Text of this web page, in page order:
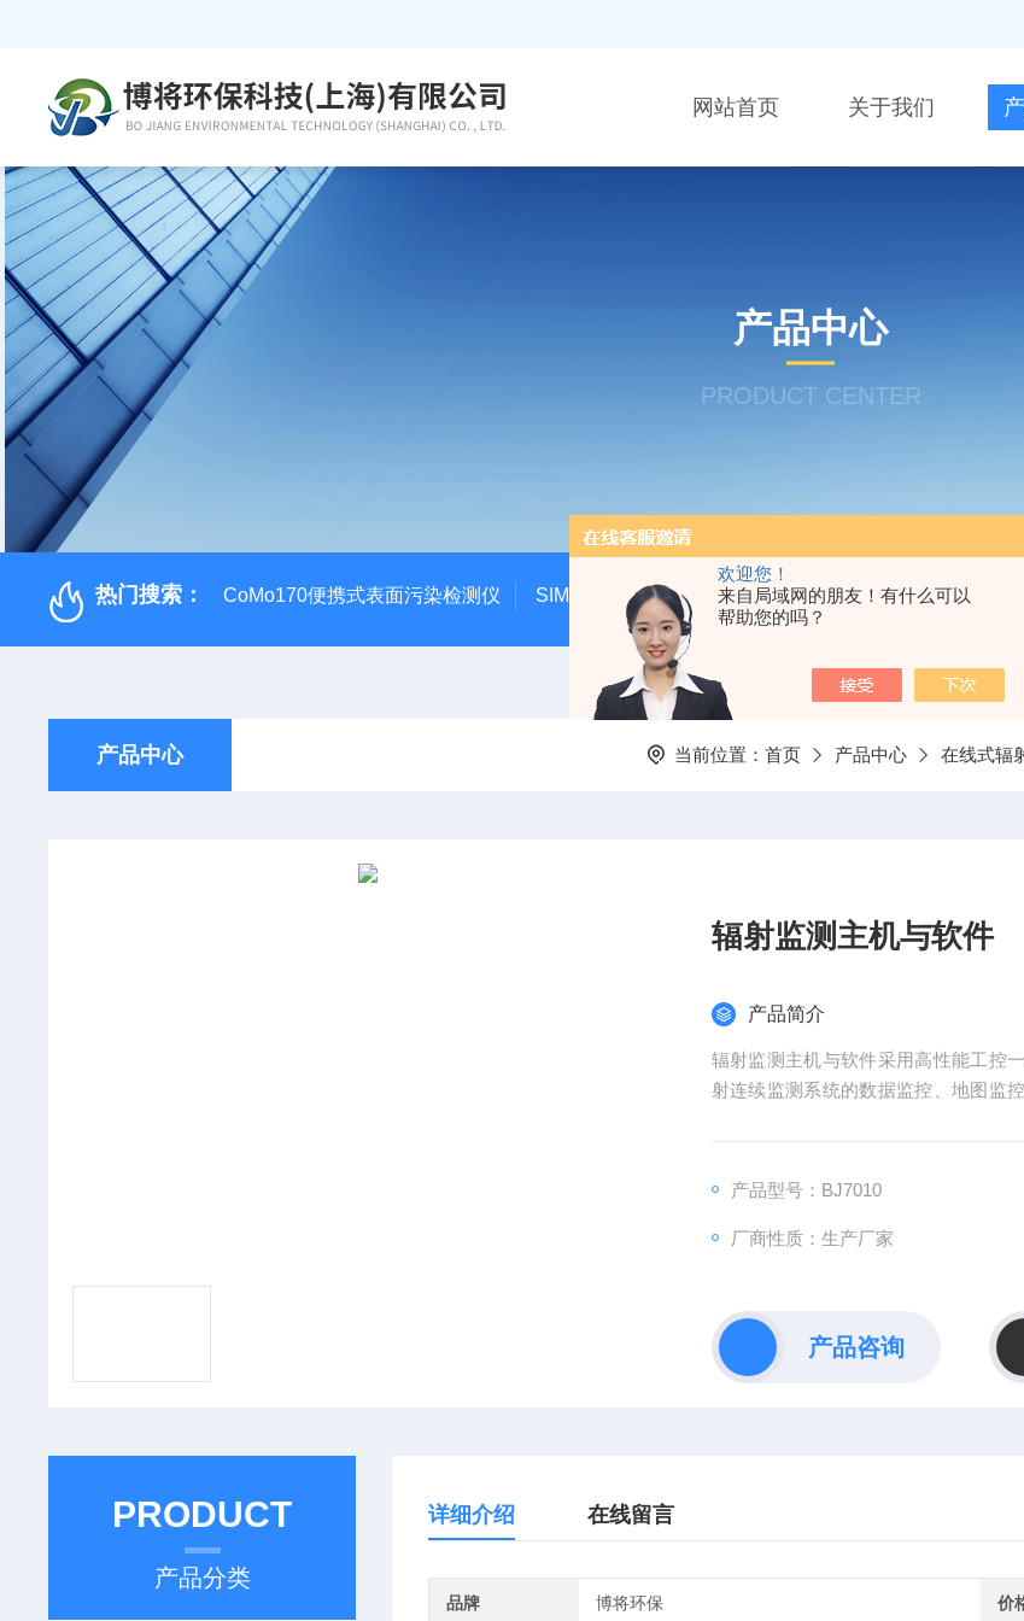
欢迎您！
来自局域网的朋友！有什么可以
帮助您的吗？
网站首页 关于我们
产品中心
PRODUCT CENTER
热门搜索： CoMo170便携式表面污染检测仪 SIM-MAX LSA3000超低本底液体闪烁谱仪 LSC-8000
产品中心 当前位置： 首页 产品中心 在线式辐
辐射监测主机与软件
产品简介
辐射监测主机与软件采用高性能工控
射连续监测系统的数据监控、地图监
产品型号：BJ7010
厂商性质：生产厂家
产品咨询
PRODUCT
产品分类
详细介绍 在线留言
品牌 博将环保 价